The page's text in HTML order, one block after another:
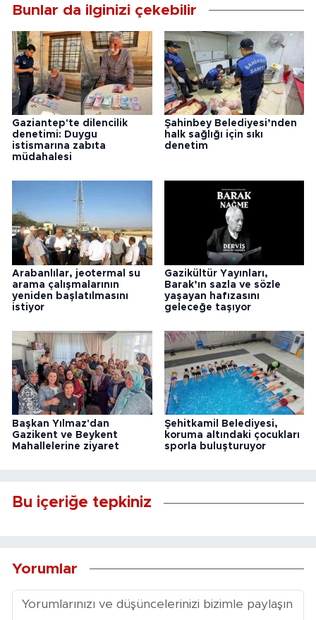
Bunlar da ilginizi çekebilir
Gaziantep'te dilencilik
denetimi: Duygu
istismarına zabıta
müdahalesi
Şahinbey Belediyesi’nden
halk sağlığı için sıkı
denetim
Arabanlılar, jeotermal su
arama çalışmalarının
yeniden başlatılmasını
istiyor
Gazikültür Yayınları,
Barak’ın sazla ve sözle
yaşayan hafızasını
geleceğe taşıyor
Başkan Yılmaz'dan
Gazikent ve Beykent
Mahallelerine ziyaret
Şehitkamil Belediyesi,
koruma altındaki çocukları
sporla buluşturuyor
Bu içeriğe tepkiniz
Yorumlar